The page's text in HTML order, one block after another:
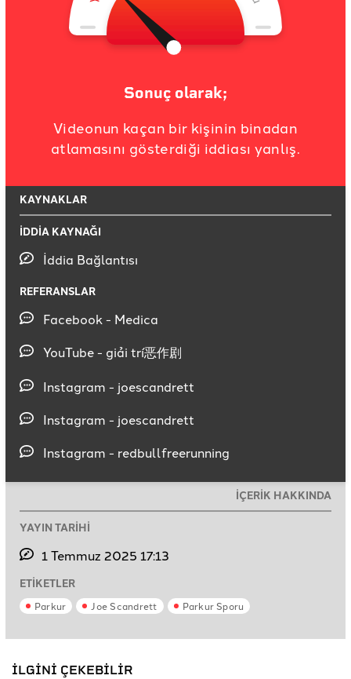
Sonuç olarak;
Videonun kaçan bir kişinin binadan
atlamasını gösterdiği iddiası yanlış.
KAYNAKLAR
İDDİA KAYNAĞI
İddia Bağlantısı
REFERANSLAR
Facebook - Medica
YouTube - giải trí恶作剧
Instagram - joescandrett
Instagram - joescandrett
Instagram - redbullfreerunning
İÇERİK HAKKINDA
YAYIN TARİHİ
1 Temmuz 2025 17:13
ETİKETLER
Parkur Joe Scandrett Parkur Sporu
İLGİNİ ÇEKEBİLİR